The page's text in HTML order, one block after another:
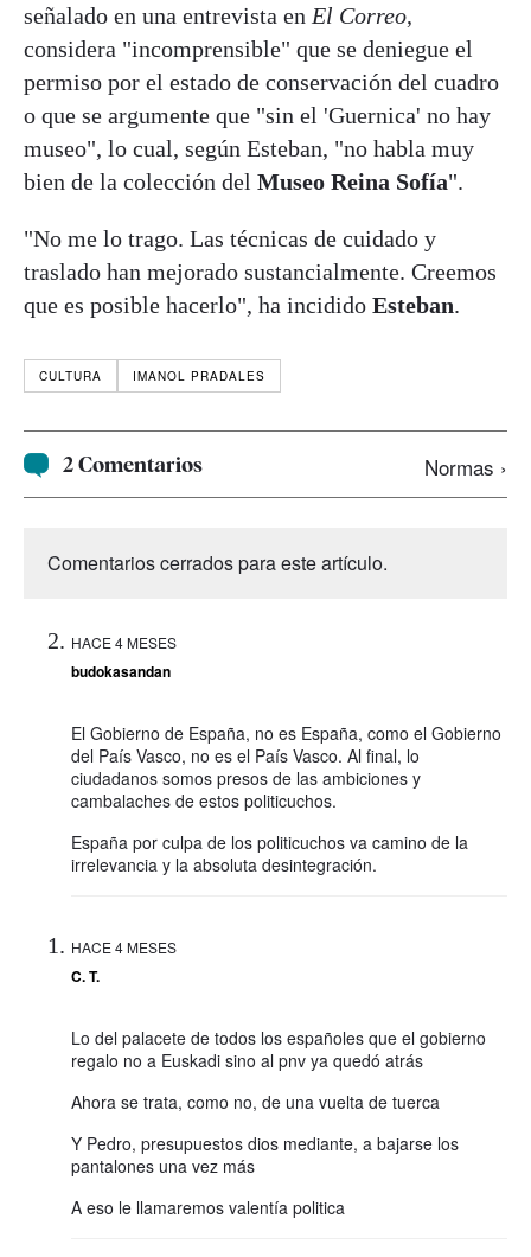
señalado en una entrevista en El Correo,
considera "incomprensible" que se deniegue el
permiso por el estado de conservación del cuadro
o que se argumente que "sin el 'Guernica' no hay
museo", lo cual, según Esteban, "no habla muy
bien de la colección del Museo Reina Sofía".
"No me lo trago. Las técnicas de cuidado y
traslado han mejorado sustancialmente. Creemos
que es posible hacerlo", ha incidido Esteban.
CULTURA IMANOL PRADALES
2 Comentarios Normas ›
Comentarios cerrados para este artículo.
HACE 4 MESES
budokasandan
El Gobierno de España, no es España, como el Gobierno
del País Vasco, no es el País Vasco. Al final, lo
ciudadanos somos presos de las ambiciones y
cambalaches de estos politicuchos.
España por culpa de los politicuchos va camino de la
irrelevancia y la absoluta desintegración.
HACE 4 MESES
C. T.
Lo del palacete de todos los españoles que el gobierno
regalo no a Euskadi sino al pnv ya quedó atrás
Ahora se trata, como no, de una vuelta de tuerca
Y Pedro, presupuestos dios mediante, a bajarse los
pantalones una vez más
A eso le llamaremos valentía politica